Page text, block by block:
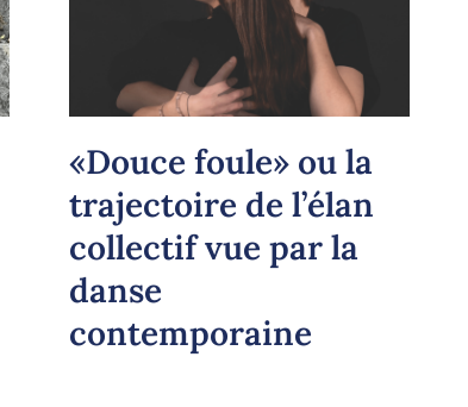
«Douce foule» ou la
trajectoire de l’élan
collectif vue par la
danse
contemporaine